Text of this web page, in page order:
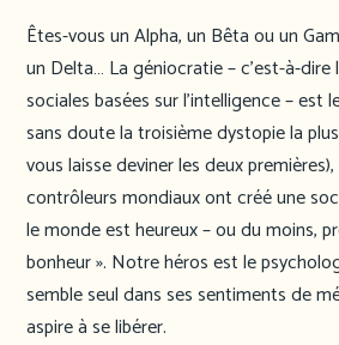
Êtes-vous un Alpha, un Bêta ou un
un Delta… La géniocratie – c’est-à-dire
sociales basées sur l’intelligence – est
sans doute la troisième dystopie la
vous laisse deviner les deux
contrôleurs mondiaux ont créé une
le monde est heureux – ou du moins,
bonheur ». Notre héros est le
semble seul dans ses sentiments de
aspire à se libérer.